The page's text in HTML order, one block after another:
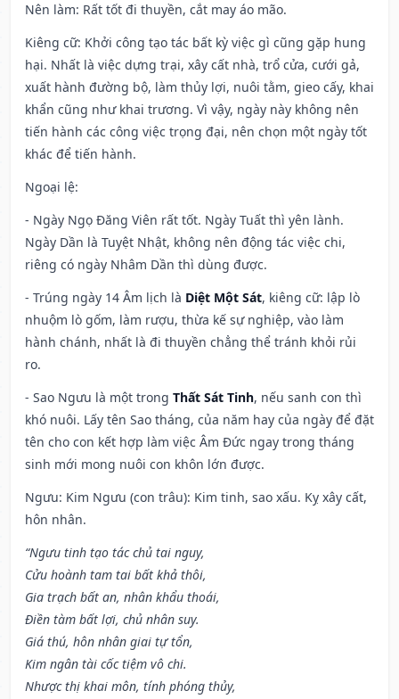
Nên làm: Rất tốt đi thuyền, cắt may áo mão.
Kiêng cữ: Khởi công tạo tác bất kỳ việc gì cũng gặp hung
hại. Nhất là việc dựng trại, xây cất nhà, trổ cửa, cưới gả,
xuất hành đường bộ, làm thủy lợi, nuôi tằm, gieo cấy, khai
khẩn cũng như khai trương. Vì vậy, ngày này không nên
tiến hành các công việc trọng đại, nên chọn một ngày tốt
khác để tiến hành.
Ngoại lệ:
- Ngày Ngọ Đăng Viên rất tốt. Ngày Tuất thì yên lành.
Ngày Dần là Tuyệt Nhật, không nên động tác việc chi,
riêng có ngày Nhâm Dần thì dùng được.
- Trúng ngày 14 Âm lịch là Diệt Một Sát, kiêng cữ: lập lò
nhuộm lò gốm, làm rượu, thừa kế sự nghiệp, vào làm
hành chánh, nhất là đi thuyền chẳng thể tránh khỏi rủi
ro.
- Sao Ngưu là một trong Thất Sát Tinh, nếu sanh con thì
khó nuôi. Lấy tên Sao tháng, của năm hay của ngày để đặt
tên cho con kết hợp làm việc Âm Đức ngay trong tháng
sinh mới mong nuôi con khôn lớn được.
Ngưu: Kim Ngưu (con trâu): Kim tinh, sao xấu. Kỵ xây cất,
hôn nhân.
“Ngưu tinh tạo tác chủ tai nguy,
Cửu hoành tam tai bất khả thôi,
Gia trạch bất an, nhân khẩu thoái,
Điền tàm bất lợi, chủ nhân suy.
Giá thú, hôn nhân giai tự tổn,
Kim ngân tài cốc tiệm vô chi.
Nhược thị khai môn, tính phóng thủy,